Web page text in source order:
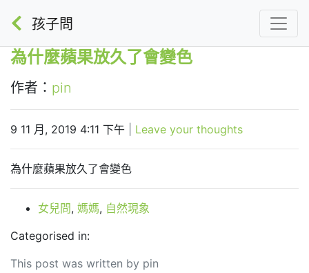
孩子問
為什麼蘋果放久了會變色
作者： pin
9 11 月, 2019 4:11 下午 Leave your thoughts
為什麼蘋果放久了會變色
女兒問, 媽媽, 自然現象
Categorised in:
This post was written by pin